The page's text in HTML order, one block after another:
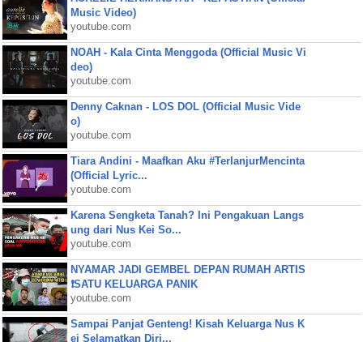
Music Video)
youtube.com
NOAH - Kala Cinta Menggoda (Official Music Vi
deo)
youtube.com
Denny Caknan - LOS DOL (Official Music Vide
o)
youtube.com
Tiara Andini - Maafkan Aku #TerlanjurMencinta
(Official Lyric...
youtube.com
Karena Sengketa Tanah? Ini Pengakuan Langs
ung dari Nus Kei So...
youtube.com
NYAMAR JADI GEMBEL DEPAN RUMAH ARTIS
❗SATU KELUARGA PANIK
youtube.com
Sampai Panjat Genteng! Kisah Keluarga Nus K
ei Selamatkan Diri...